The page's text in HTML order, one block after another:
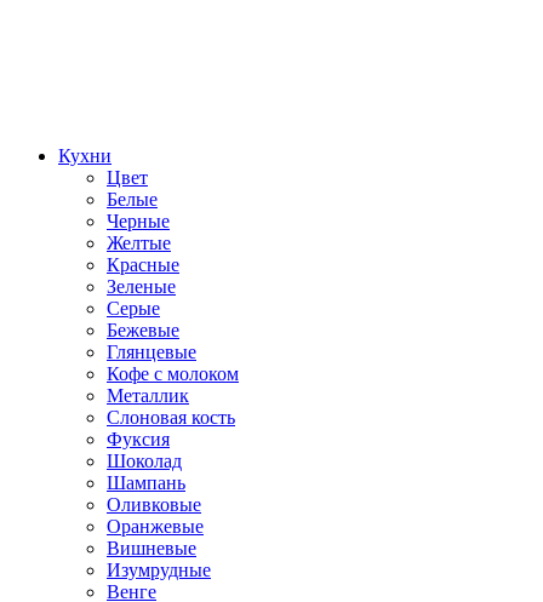
Кухни
Цвет
Белые
Черные
Желтые
Красные
Зеленые
Серые
Бежевые
Глянцевые
Кофе с молоком
Металлик
Слоновая кость
Фуксия
Шоколад
Шампань
Оливковые
Оранжевые
Вишневые
Изумрудные
Венге